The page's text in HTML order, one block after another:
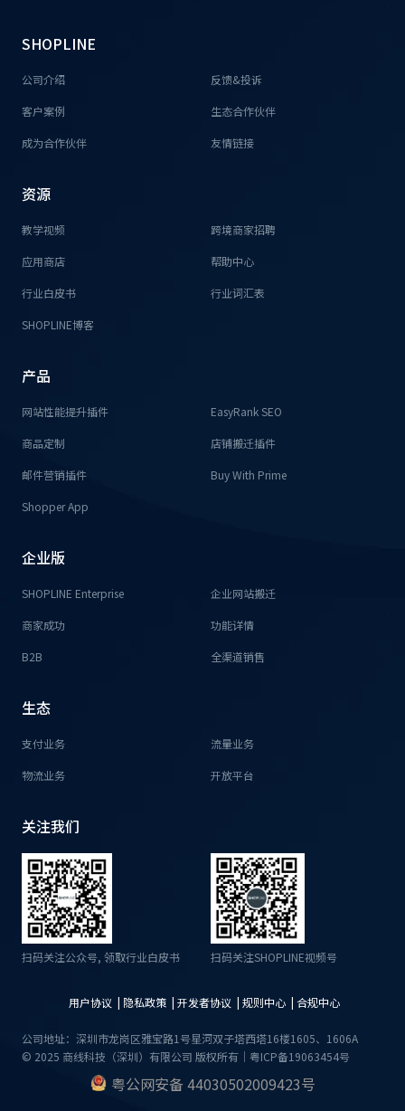
SHOPLINE
公司介绍 反馈&投诉
客户案例 生态合作伙伴
成为合作伙伴 友情链接
资源
教学视频 跨境商家招聘
应用商店 帮助中心
行业白皮书 行业词汇表
SHOPLINE博客
产品
网站性能提升插件 EasyRank SEO
商品定制 店铺搬迁插件
邮件营销插件 Buy With Prime
Shopper App
企业版
SHOPLINE Enterprise 企业网站搬迁
商家成功 功能详情
B2B 全渠道销售
生态
支付业务 流量业务
物流业务 开放平台
关注我们
扫码关注公众号, 领取行业白皮书 扫码关注SHOPLINE视频号
用户协议 | 隐私政策 | 开发者协议 | 规则中心 | 合规中心
公司地址：深圳市龙岗区雅宝路1号星河双子塔西塔16楼1605、1606A
© 2025 商线科技（深圳）有限公司 版权所有｜粤ICP备19063454号
粤公网安备 44030502009423号